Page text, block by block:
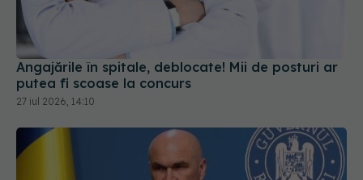
Angajările în spitale, deblocate! Mii de posturi ar
putea fi scoase la concurs
27 iul 2026, 14:10